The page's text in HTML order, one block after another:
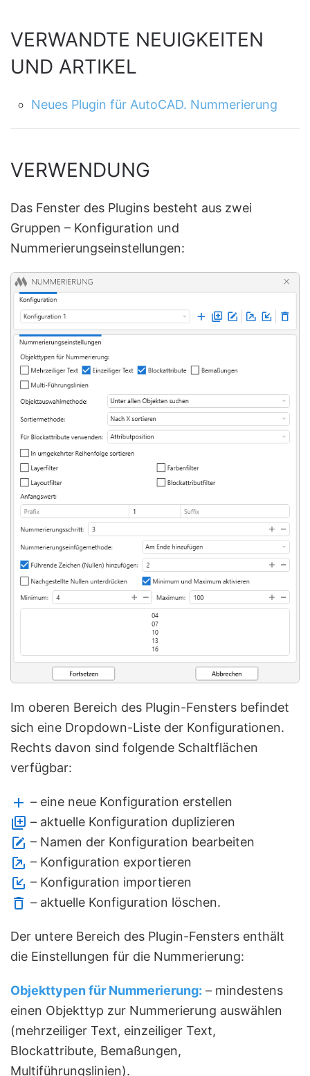
VERWANDTE NEUIGKEITEN
UND ARTIKEL
Neues Plugin für AutoCAD. Nummerierung
VERWENDUNG
Das Fenster des Plugins besteht aus zwei
Gruppen – Konfiguration und
Nummerierungseinstellungen:
Im oberen Bereich des Plugin-Fensters befindet
sich eine Dropdown-Liste der Konfigurationen.
Rechts davon sind folgende Schaltflächen
verfügbar:
– eine neue Konfiguration erstellen
– aktuelle Konfiguration duplizieren
– Namen der Konfiguration bearbeiten
– Konfiguration exportieren
– Konfiguration importieren
– aktuelle Konfiguration löschen.
Der untere Bereich des Plugin-Fensters enthält
die Einstellungen für die Nummerierung:
Objekttypen für Nummerierung: – mindestens
einen Objekttyp zur Nummerierung auswählen
(mehrzeiliger Text, einzeiliger Text,
Blockattribute, Bemaßungen,
Multiführungslinien).